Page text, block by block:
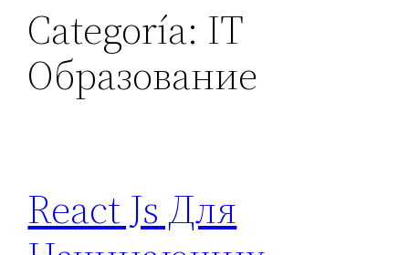
Categoría: IT
Образование
React Js Для